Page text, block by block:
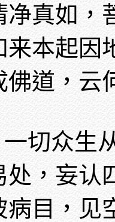
净真如，
来本起因
佛道，云
切众生
处，妄认
病目，见